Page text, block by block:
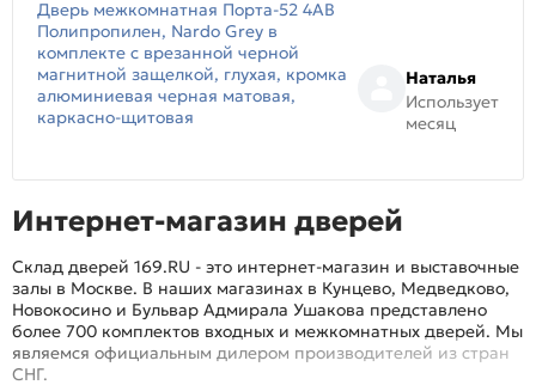
Дверь межкомнатная Порта-52 4AB
Полипропилен, Nardo Grey в
комплекте с врезанной черной
магнитной защелкой, глухая, кромка
алюминиевая черная матовая,
каркасно-щитовая
Наталья
Использует
месяц
Интернет-магазин дверей
Склад дверей 169.RU - это интернет-магазин и выставочные
залы в Москве. В наших магазинах в Кунцево, Медведково,
Новокосино и Бульвар Адмирала Ушакова представлено
более 700 комплектов входных и межкомнатных дверей. Мы
являемся официальным дилером производителей из стран
СНГ.